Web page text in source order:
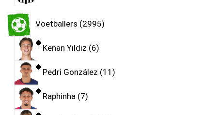
Voetballers 2995
Kenan Yıldız 6
Pedri González 11
Raphinha 7